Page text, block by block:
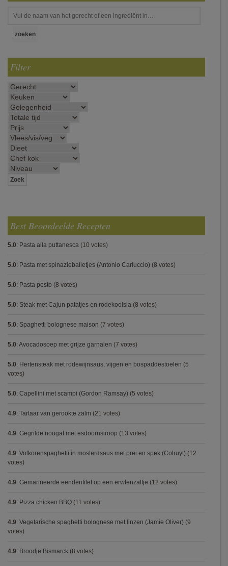
Filter
Best Beoordeelde Recepten
5.0: Pasta alla puttanesca (10 votes)
5.0: Pasta met spinazieballetjes (Antonio Carluccio) (8 votes)
5.0: Pasta pesto (8 votes)
5.0: Steak met Cajun patatjes en rodekoolsla (8 votes)
5.0: Spaghetti bolognese maison (7 votes)
5.0: Avocadosoep met grijze garnalen (7 votes)
5.0: Hertensteak met rodewijnsaus, vijgen en bospaddestoelen (5
votes)
5.0: Capellini met scampi (Gordon Ramsay) (5 votes)
4.9: Tartaar van gerookte zalm (21 votes)
4.9: Gegrilde nougat met esdoornsiroop (13 votes)
4.9: Volkorenspaghetti in mosterdsaus met prei en spek (Colruyt) (12
votes)
4.9: Gemarineerde eendenfilet op een erwtenzalfje (12 votes)
4.9: Pizza chicken BBQ (11 votes)
4.9: Vegetarische spaghetti bolognese met linzen (Jamie Oliver) (9
votes)
4.9: Broodje Bismarck (8 votes)